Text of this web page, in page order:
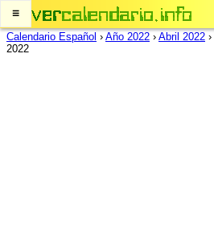
≡
Calendario Español › Año 2022 › Abril 2022 ›
2022